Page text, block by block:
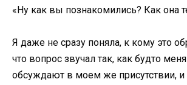
«Ну как вы познакомились? Как она
Я даже не сразу поняла, к кому это
что вопрос звучал так, как будто
обсуждают в моем же присутствии, и